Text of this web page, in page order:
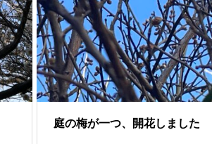
庭の梅が一つ、開花しました